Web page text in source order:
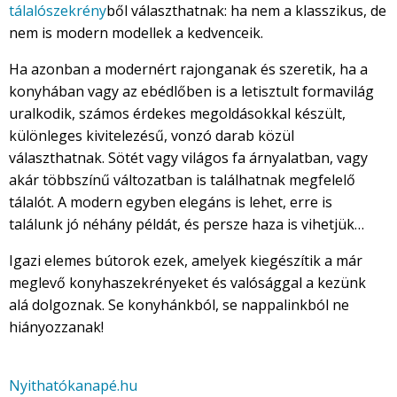
tálalószekrényből választhatnak: ha nem a klasszikus, de
nem is modern modellek a kedvenceik.
Ha azonban a modernért rajonganak és szeretik, ha a
konyhában vagy az ebédlőben is a letisztult formavilág
uralkodik, számos érdekes megoldásokkal készült,
különleges kivitelezésű, vonzó darab közül
választhatnak. Sötét vagy világos fa árnyalatban, vagy
akár többszínű változatban is találhatnak megfelelő
tálalót. A modern egyben elegáns is lehet, erre is
találunk jó néhány példát, és persze haza is vihetjük…
Igazi elemes bútorok ezek, amelyek kiegészítik a már
meglevő konyhaszekrényeket és valósággal a kezünk
alá dolgoznak. Se konyhánkból, se nappalinkból ne
hiányozzanak!
Nyithatókanapé.hu